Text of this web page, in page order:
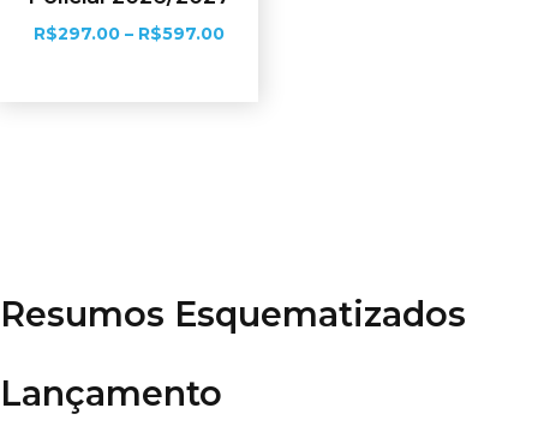
R$297.00 – R$597.00
Resumos Esquematizados
Lançamento